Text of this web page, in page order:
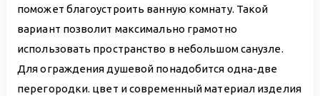
поможет благоустроить ванную комнату. Такой
вариант позволит максимально грамотно
использовать пространство в небольшом санузле.
Для ограждения душевой понадобится одна-две
перегородки. цвет и современный материал изделия